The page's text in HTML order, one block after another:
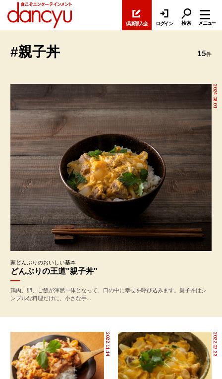
倶楽部入会 ログイン 検索 メニュー
#親子丼 15件
2024.08.01
家どんぶりのおいしい基本
どんぶりの王道"親子丼"
鶏肉、卵、ご飯が渾然一体となって、口の中に幸せを呼び込みます。親子丼はシ
ンプルな料理だけに、小さな手...
2022.11.14 2022.07.23